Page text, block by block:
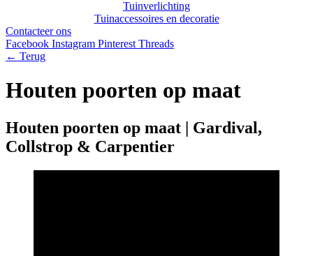
Tuinverlichting
Tuinaccessoires en decoratie
Contacteer ons
Facebook Instagram Pinterest Threads
← Terug
Houten poorten op maat
Houten poorten op maat | Gardival,
Collstrop & Carpentier